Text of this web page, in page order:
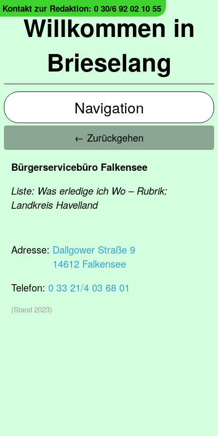
Willkommen in
Brieselang
Kontakt zur Redaktion: 0 30/6 92 02 10 55
Navigation
← Zurückgehen
Bürgerservicebüro Falkensee
Liste: Was erledige ich Wo – Rubrik:
Landkreis Havelland
Adresse: Dallgower Straße 9
14612 Falkensee
Telefon: 0 33 21/4 03 68 01
(Stand 2023)